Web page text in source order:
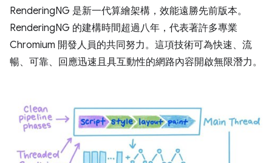
RenderingNG 是新一代算繪架構，效能遠勝先前版本。
RenderingNG 的建構時間超過八年，代表著許多專業
Chromium 開發人員的共同努力。這項技術可為快速、流
暢、可靠、回應迅速且具互動性的網路內容開啟無限潛力。